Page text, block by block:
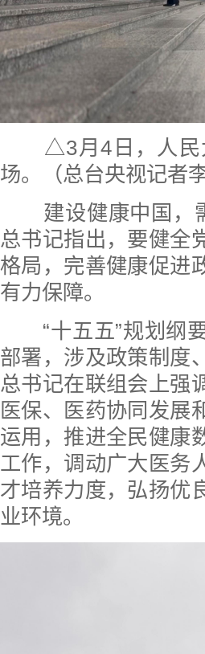
△3月4日，人民大
场。（总台央视记者
建设健康中国，需
总书记指出，要健全
格局，完善健康促进
有力保障。
“十五五”规划纲要
部署，涉及政策制度
总书记在联组会上强
医保、医药协同发展
运用，推进全民健康
工作，调动广大医务
才培养力度，弘扬优
业环境。